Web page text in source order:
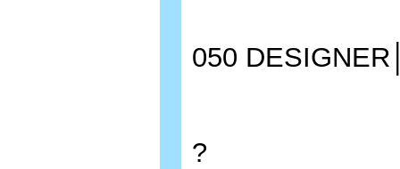
050
?